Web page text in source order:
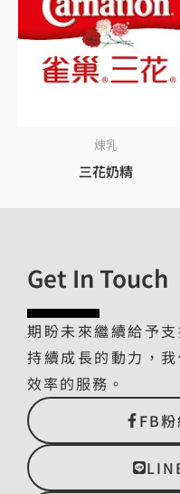
煉乳
三花奶精
Get In Touch
期盼未來繼續給予
持續成長的動力，
效率的服務。
FB